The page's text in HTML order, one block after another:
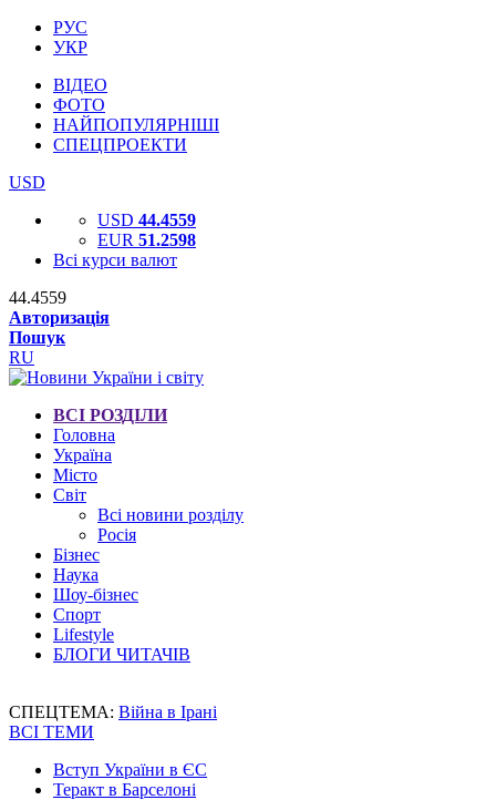
РУС
УКР
ВІДЕО
ФОТО
НАЙПОПУЛЯРНІШІ
СПЕЦПРОЕКТИ
USD
USD 44.4559
EUR 51.2598
Всі курси валют
44.4559
Авторизація
Пошук
RU
ВСІ РОЗДІЛИ
Головна
Україна
Місто
Світ
Всі новини розділу
Росія
Бізнес
Наука
Шоу-бізнес
Спорт
Lifestyle
БЛОГИ ЧИТАЧІВ
СПЕЦТЕМА: Війна в Ірані
ВСІ ТЕМИ
Вступ України в ЄС
Теракт в Барселоні